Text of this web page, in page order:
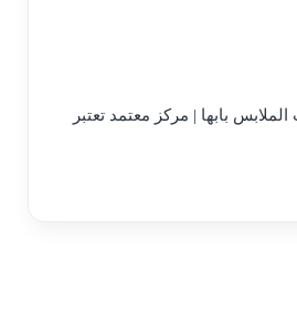
بابها | مركز معتمد تعتبر